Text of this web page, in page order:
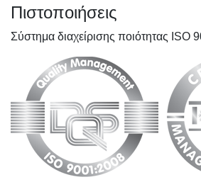
Πιστοποιήσεις
Σύστημα διαχείρισης ποιότητας ISO